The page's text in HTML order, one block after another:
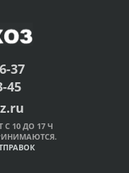
37
45
10 ДО 17 Ч